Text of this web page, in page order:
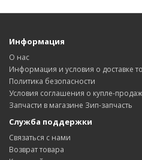
Информация
О нас
Информация и условия о доставке
Политика безопасности
Условия соглашения о купле-
Запчасти в магазине Зип-запчасть
Служба поддержки
Связаться с нами
Возврат товара